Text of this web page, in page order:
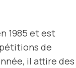
1985 et est
de
il attire des